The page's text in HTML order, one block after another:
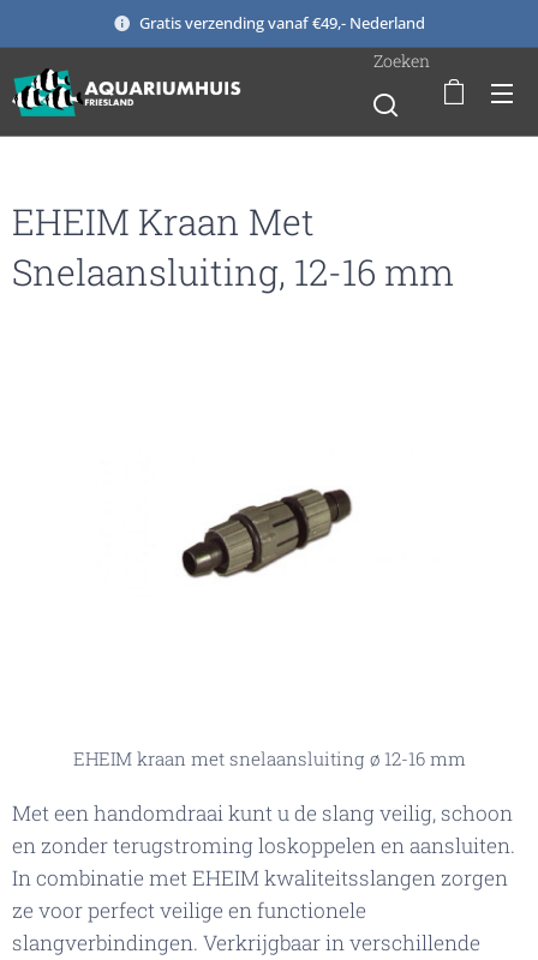
Gratis verzending vanaf €49,- Nederland
Zoeken
EHEIM Kraan Met
Snelaansluiting, 12-16 mm
EHEIM kraan met snelaansluiting ø 12-16 mm
Met een handomdraai kunt u de slang veilig, schoon
en zonder terugstroming loskoppelen en aansluiten.
In combinatie met EHEIM kwaliteitsslangen zorgen
ze voor perfect veilige en functionele
slangverbindingen. Verkrijgbaar in verschillende